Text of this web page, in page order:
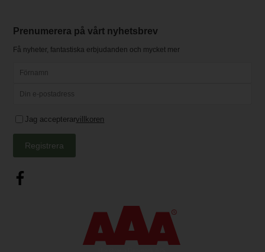
Prenumerera på vårt nyhetsbrev
Få nyheter, fantastiska erbjudanden och mycket mer
Jag accepterarvillkoren
Registrera